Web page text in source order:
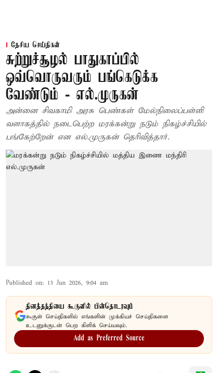
தேசிய செய்திகள்
சுற்றுச்சூழல் பாதுகாப்பில்
ஒவ்வொருவரும் பங்கெடுக்க
வேண்டும் - எல்.முருகன்
அன்னை சிவகாமி அரசு பெண்கள் மேல்நிலைப்பள்ளி
வளாகத்தில் நடைபெற்ற மரக்கன்று நடும் நிகழ்ச்சியில்
பங்கேற்றேன் என எல்.முருகன் தெரிவித்தார்.
Published on: 13 Jun 2026, 9:04 am
தினத்தந்தியை கூகுளில் பின்தொடரவும்
கூகுள் செய்திகளில் எங்களின் முக்கியச் செய்திகளை
உடனுக்குடன் பெற கிளிக் செய்யவும்.
Add as Preferred Source